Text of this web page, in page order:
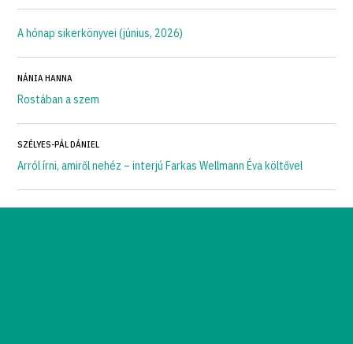
A hónap sikerkönyvei (június, 2026)
NÁNIA HANNA
Rostában a szem
SZÉLYES-PÁL DÁNIEL
Arról írni, amiről nehéz – interjú Farkas Wellmann Éva költővel